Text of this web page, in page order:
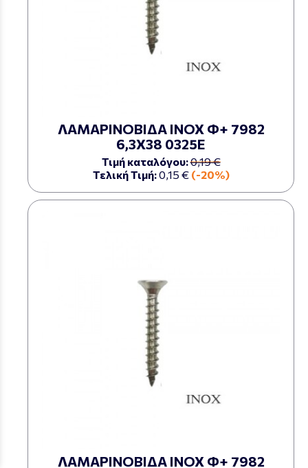
ΛΑΜΑΡΙΝΟΒΙΔΑ ΙΝΟΧ Φ+ 7982
6,3Χ38 0325Ε
Τιμή καταλόγου:0,19 €
Τελική Τιμή:0,15 € (-20%)
ΛΑΜΑΡΙΝΟΒΙΔΑ ΙΝΟΧ Φ+ 7982